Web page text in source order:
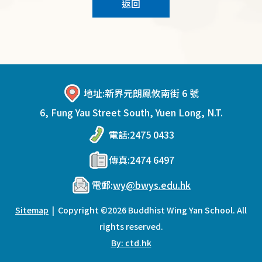
返回
地址:新界元朗鳳攸南街 6 號
6, Fung Yau Street South, Yuen Long, N.T.
電話:2475 0433
傳真:2474 6497
電郵:wy@bwys.edu.hk
Sitemap | Copyright ©2026 Buddhist Wing Yan School. All
rights reserved.
By: ctd.hk